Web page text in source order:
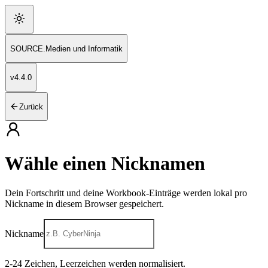
SOURCE Medien und Informatik
v4.4.0
Zurück
Wähle einen Nicknamen
Dein Fortschritt und deine Workbook-Einträge werden lokal pro
Nickname in diesem Browser gespeichert.
Nickname
2-24 Zeichen, Leerzeichen werden normalisiert.